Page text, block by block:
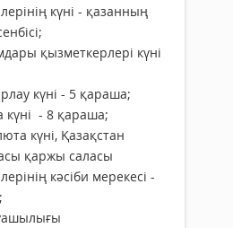
күні - қазанның
қызметкерлері күні
күні - 5 қараша;
күні - 8 қараша;
күні, Қазақстан
қаржы саласы
кәсіби мерекесі -